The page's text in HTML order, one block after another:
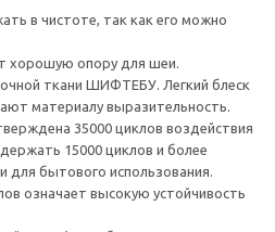
в чистоте, так как его можно
хорошую опору для шеи.
ткани ШИФТЕБУ. Легкий блеск
материалу выразительность.
35000 циклов воздействия
15000 циклов и более
для бытового использования.
означает высокую устойчивость